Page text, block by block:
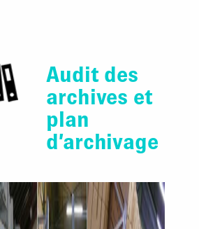
Audit des
archives et
plan
d’archivage